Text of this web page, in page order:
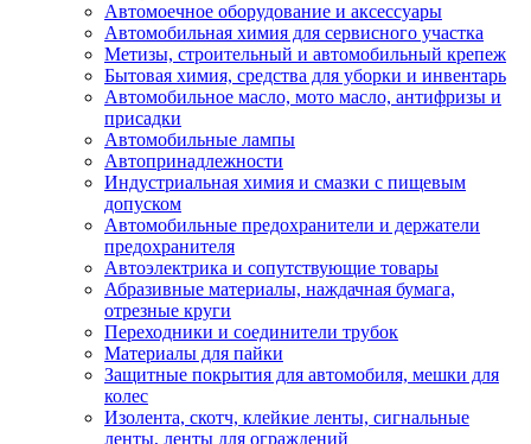
Автомоечное оборудование и аксессуары
Автомобильная химия для сервисного участка
Метизы, строительный и автомобильный крепеж
Бытовая химия, средства для уборки и инвентарь
Автомобильное масло, мото масло, антифризы и
присадки
Автомобильные лампы
Автопринадлежности
Индустриальная химия и смазки с пищевым
допуском
Автомобильные предохранители и держатели
предохранителя
Автоэлектрика и сопутствующие товары
Абразивные материалы, наждачная бумага,
отрезные круги
Переходники и соединители трубок
Материалы для пайки
Защитные покрытия для автомобиля, мешки для
колес
Изолента, скотч, клейкие ленты, сигнальные
ленты, ленты для ограждений